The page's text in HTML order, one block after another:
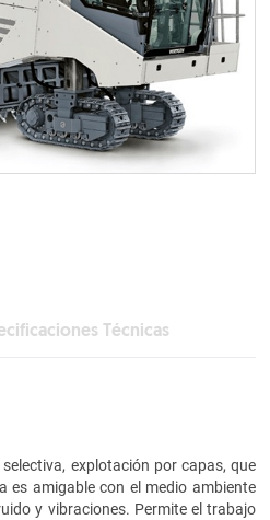
Técnicas
explotación por capas, que
es amigable con el medio ambiente
y vibraciones. Permite el trabajo